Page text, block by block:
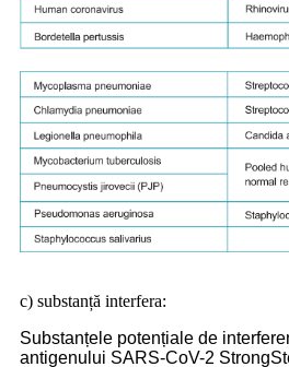
c) substanță interfera:
Substanțele potențiale de
antigenului SARS-CoV-2